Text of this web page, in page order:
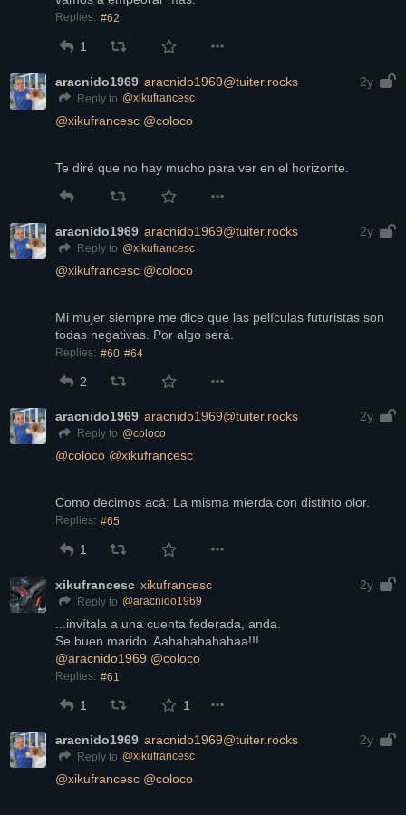
Replies: #62
1
aracnido1969 aracnido1969@tuiter.rocks 2y
Reply to @xikufrancesc
@xikufrancesc @coloco
Te diré que no hay mucho para ver en el horizonte.
aracnido1969 aracnido1969@tuiter.rocks 2y
Reply to @xikufrancesc
@xikufrancesc @coloco
Mi mujer siempre me dice que las películas futuristas son
todas negativas. Por algo será.
Replies: #60 #64
2
aracnido1969 aracnido1969@tuiter.rocks 2y
Reply to @coloco
@coloco @xikufrancesc
Como decimos acá: La misma mierda con distinto olor.
Replies: #65
1
xikufrancesc xikufrancesc 2y
Reply to @aracnido1969
...invítala a una cuenta federada, anda.
Se buen marido. Aahahahahahaa!!!
@aracnido1969 @coloco
Replies: #61
1 1
aracnido1969 aracnido1969@tuiter.rocks 2y
Reply to @xikufrancesc
@xikufrancesc @coloco